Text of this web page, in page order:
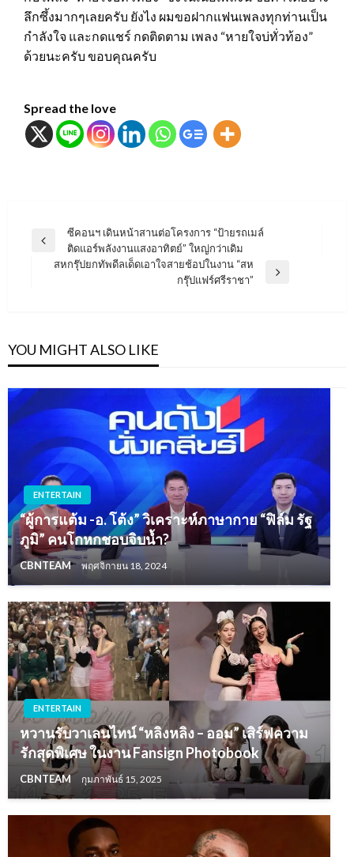
ลึกซึ้งมากๆเลยครับ ยังไง ผมขอฝากแฟนเพลงทุกท่านเป็น
กำลังใจ และกดแชร์ กดติดตาม เพลง “หายใจบ่ทั่วท้อง”
ด้วยนะครับ ขอบคุณครับ
Spread the love
แนะแนว
เรื่อง
Previous
ซีคอนฯ เดินหน้าสานต่อโครงการ “ป้ายรถเมล์
ติดแอร์พลังงานแสงอาทิตย์” ใหญ่กว่าเดิม
สหกรุ๊ปยกทัพดีลเด็ดเอาใจสายช้อปในงาน “สห
กรุ๊ปแฟร์ศรีราชา”
YOU MIGHT ALSO LIKE
ENTERTAIN
“ผู้การแต้ม -อ. โต้ง” วิเคราะห์ภาษากาย “ฟิล์ม รัฐ
ภูมิ” คนโกหกชอบจิบน้ำ?
CBNTEAM พฤศจิกายน 18, 2024
ENTERTAIN
หวานรับวาเลนไทน์ “หลิงหลิง – ออม” เสิร์ฟความ
รักสุดพิเศษ ในงาน Fansign Photobook
CBNTEAM กุมภาพันธ์ 15, 2025